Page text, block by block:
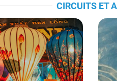
CIRCUITS ET